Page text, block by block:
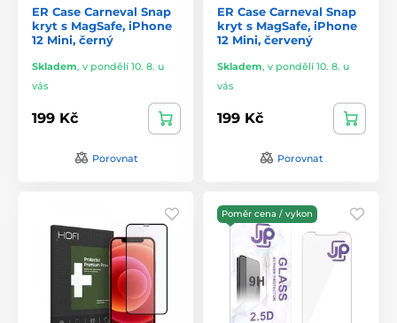
ER Case Carneval Snap
kryt s MagSafe, iPhone
12 Mini, černý
Skladem, v pondělí 10. 8. u
vás
199 Kč
Porovnat
ER Case Carneval Snap
kryt s MagSafe, iPhone
12 Mini, červený
Skladem, v pondělí 10. 8. u
vás
199 Kč
Porovnat
Poměr cena / vykon